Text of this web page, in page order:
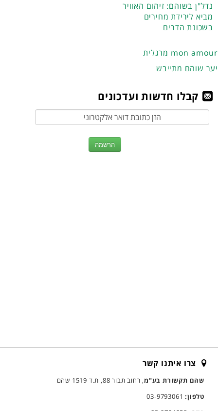
נדל"ן בשוהם: זיהום האוויר
מביא לירידת מחירים
בשכונת הדרים
מרגלית mon amour
יער שוהם מתייבש
קבלו חדשות ועדכונים
צרו איתנו קשר
שהם תקשורת בע"מ, רחוב תבור 88, ת.ד 1519 שהם
טלפון:03-9793061